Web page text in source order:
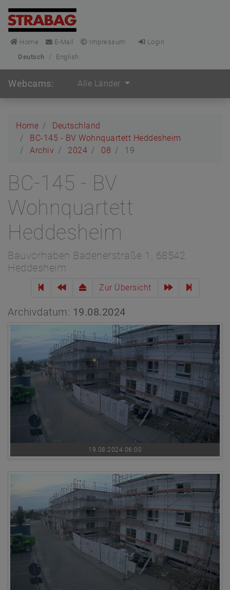
Home E-Mail Impressum
Login
Deutsch
/ English
Webcams: Alle Länder
Home
Deutschland
BC-145 - BV Wohnquartett Heddesheim
Archiv
2024 08 19
BC-145 - BV
Wohnquartett
Heddesheim
Bauvorhaben Badenerstraße 1, 68542
Heddesheim
Zur Übersicht
Archivdatum: 19.08.2024
19.08.2024 06:00